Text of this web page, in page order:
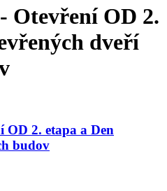
Otevření OD 2.
dveří
OD 2. etapa a Den
budov